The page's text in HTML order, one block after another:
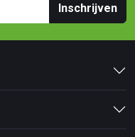
Inschrijven